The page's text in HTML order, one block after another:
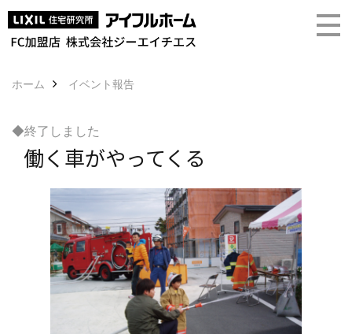
ホーム イベント報告
◆終了しました
働く車がやってくる